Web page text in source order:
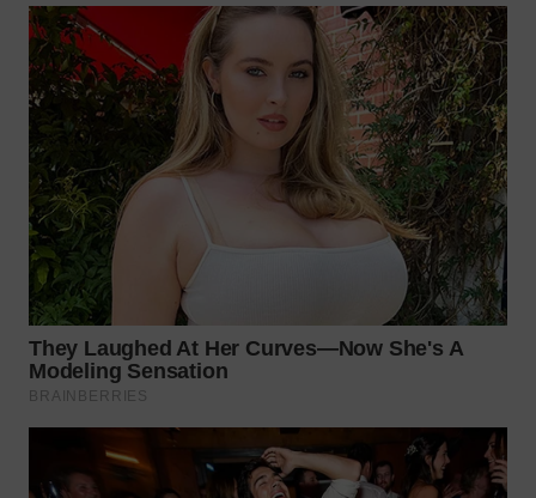
SUKABUMI
WN
PURWAKARTA
WN
PRIANGAN
TIMUR
WN
SEMARANG
WN
SOLO
WN
BOROBUDUR